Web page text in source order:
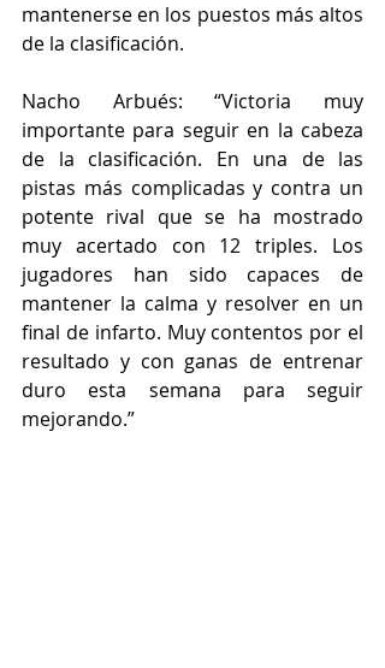
mantenerse en los puestos más altos
de la clasificación.
Nacho Arbués: “Victoria muy
importante para seguir en la cabeza
de la clasificación. En una de las
pistas más complicadas y contra un
potente rival que se ha mostrado
muy acertado con 12 triples. Los
jugadores han sido capaces de
mantener la calma y resolver en un
final de infarto. Muy contentos por el
resultado y con ganas de entrenar
duro esta semana para seguir
mejorando.”